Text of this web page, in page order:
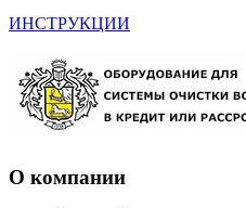
ИНСТРУКЦИИ
О компании